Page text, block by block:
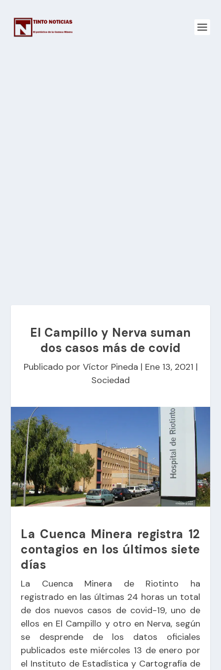
El Campillo y Nerva suman
dos casos más de covid
Publicado por Víctor Pineda | Ene 13, 2021 |
Sociedad
La Cuenca Minera registra 12
contagios en los últimos siete
días
La Cuenca Minera de Riotinto ha
registrado en las últimas 24 horas un total
de dos nuevos casos de covid-19, uno de
ellos en El Campillo y otro en Nerva, según
se desprende de los datos oficiales
publicados este miércoles 13 de enero por
el Instituto de Estadística y Cartografía de